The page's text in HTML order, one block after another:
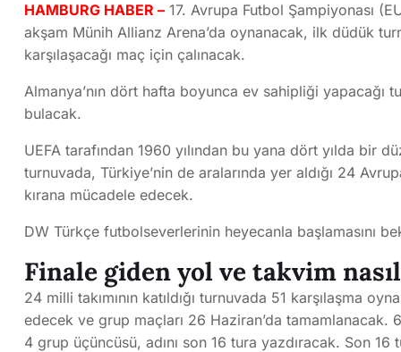
HAMBURG HABER – 17. Avrupa Futbol Şampiyonası
akşam Münih Allianz Arena’da oynanacak, ilk düdük
karşılaşacağı maç için çalınacak.
Almanya’nın dört hafta boyunca ev sahipliği yapacağı
bulacak.
UEFA tarafından 1960 yılından bu yana dört yılda bir
turnuvada, Türkiye’nin de aralarında yer aldığı 24
kırana mücadele edecek.
DW Türkçe futbolseverlerinin heyecanla başlamasını
Finale giden yol ve takvim
24 milli takımının katıldığı turnuvada 51 karşılaşma
edecek ve grup maçları 26 Haziran’da tamamlanacak.
4 grup üçüncüsü, adını son 16 tura yazdıracak. Son 16